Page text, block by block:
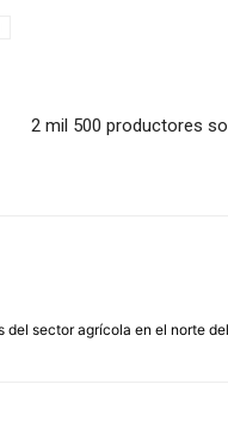
2 mil 500 productores
sector agrícola en el norte